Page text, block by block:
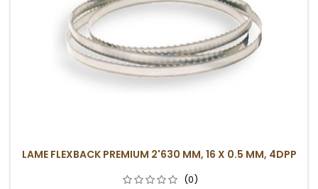
LAME FLEXBACK PREMIUM 2'630 MM, 16 X 0.5 MM, 4DPP
(0)